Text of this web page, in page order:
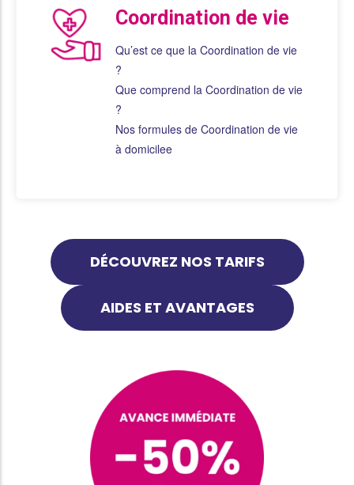
Coordination de vie
Qu’est ce que la Coordination de vie
?
Que comprend la Coordination de vie
?
Nos formules de Coordination de vie
à domicilee
DÉCOUVREZ NOS TARIFS
AIDES ET AVANTAGES